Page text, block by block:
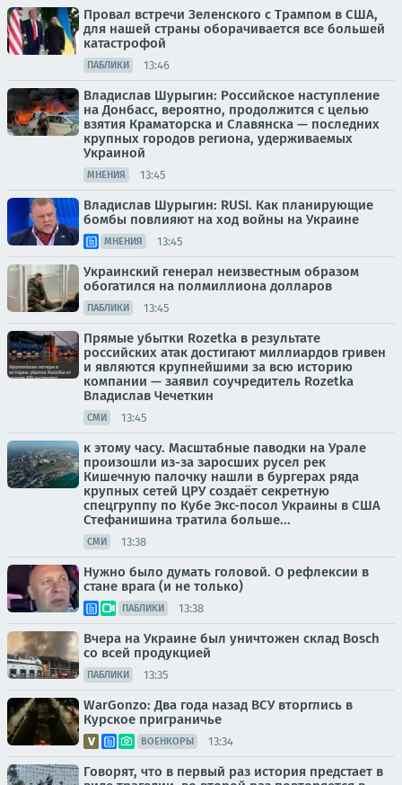
Провал встречи Зеленского с Трампом в США,
для нашей страны оборачивается все большей
катастрофой
ПАБЛИКИ 13:46
Владислав Шурыгин: Российское наступление
на Донбасс, вероятно, продолжится с целью
взятия Краматорска и Славянска — последних
крупных городов региона, удерживаемых
Украиной
МНЕНИЯ 13:45
Владислав Шурыгин: RUSI. Как планирующие
бомбы повлияют на ход войны на Украине
МНЕНИЯ 13:45
Украинский генерал неизвестным образом
обогатился на полмиллиона долларов
ПАБЛИКИ 13:45
Прямые убытки Rozetka в результате
российских атак достигают миллиардов гривен
и являются крупнейшими за всю историю
компании — заявил соучредитель Rozetka
Владислав Чечеткин
СМИ 13:45
к этому часу. Масштабные паводки на Урале
произошли из-за заросших русел рек
Кишечную палочку нашли в бургерах ряда
крупных сетей ЦРУ создаёт секретную
спецгруппу по Кубе Экс-посол Украины в США
Стефанишина тратила больше...
СМИ 13:38
Нужно было думать головой. О рефлексии в
стане врага (и не только)
ПАБЛИКИ 13:38
Вчера на Украине был уничтожен склад Bosch
со всей продукцией
ПАБЛИКИ 13:35
WarGonzo: Два года назад ВСУ вторглись в
Курское приграничье
ВОЕНКОРЫ 13:34
Говорят, что в первый раз история предстает в